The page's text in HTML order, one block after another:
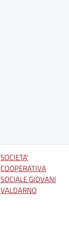
SOCIETA'
COOPERATIVA
SOCIALE GIOVANI
VALDARNO